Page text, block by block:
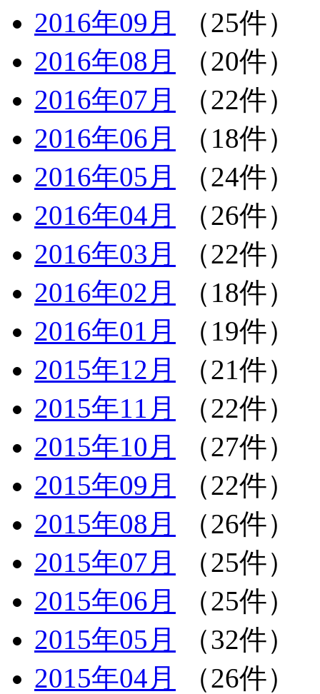
2016年09月
（25件）
2016年08月
（20件）
2016年07月
（22件）
2016年06月
（18件）
2016年05月
（24件）
2016年04月
（26件）
2016年03月
（22件）
2016年02月
（18件）
2016年01月
（19件）
2015年12月
（21件）
2015年11月
（22件）
2015年10月
（27件）
2015年09月
（22件）
2015年08月
（26件）
2015年07月
（25件）
2015年06月
（25件）
2015年05月
（32件）
2015年04月
（26件）